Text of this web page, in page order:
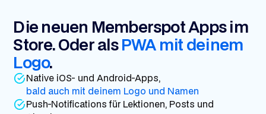
Die neuen Memberspot Apps im
Store. Oder alsPWA mit deinem
Logo.
Native iOS- und Android-Apps,
bald auch mit deinem Logo und Namen
Push-Notifications für Lektionen, Posts und